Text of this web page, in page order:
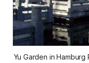
Yu Garden in